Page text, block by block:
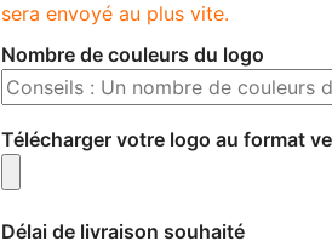
sera envoyé au plus vite.
Nombre de couleurs du logo
Télécharger votre logo au format
Délai de livraison souhaité